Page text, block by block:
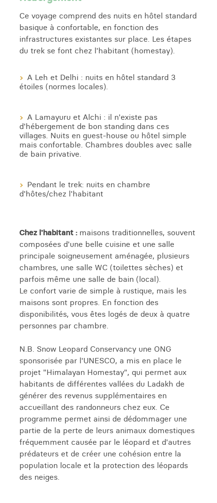
Ce voyage comprend des nuits en hôtel standard
basique à confortable, en fonction des
infrastructures existantes sur place. Les étapes
du trek se font chez l'habitant (homestay).
A Leh et Delhi : nuits en hôtel standard 3
étoiles (normes locales).
A Lamayuru et Alchi : il n'existe pas
d'hébergement de bon standing dans ces
villages. Nuits en guest-house ou hôtel simple
mais confortable. Chambres doubles avec salle
de bain privative.
Pendant le trek: nuits en chambre
d'hôtes/chez l'habitant
Chez l'habitant : maisons traditionnelles, souvent
composées d'une belle cuisine et une salle
principale soigneusement aménagée, plusieurs
chambres, une salle WC (toilettes sèches) et
parfois même une salle de bain (local).
Le confort varie de simple à rustique, mais les
maisons sont propres. En fonction des
disponibilités, vous êtes logés de deux à quatre
personnes par chambre.
N.B. Snow Leopard Conservancy une ONG
sponsorisée par l'UNESCO, a mis en place le
projet "Himalayan Homestay", qui permet aux
habitants de différentes vallées du Ladakh de
générer des revenus supplémentaires en
accueillant des randonneurs chez eux. Ce
programme permet ainsi de dédommager une
partie de la perte de leurs animaux domestiques
fréquemment causée par le léopard et d'autres
prédateurs et de créer une cohésion entre la
population locale et la protection des léopards
des neiges.